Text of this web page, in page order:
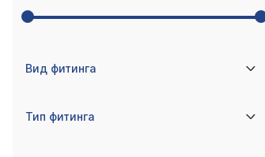
Вид фитинга
Тип фитинга